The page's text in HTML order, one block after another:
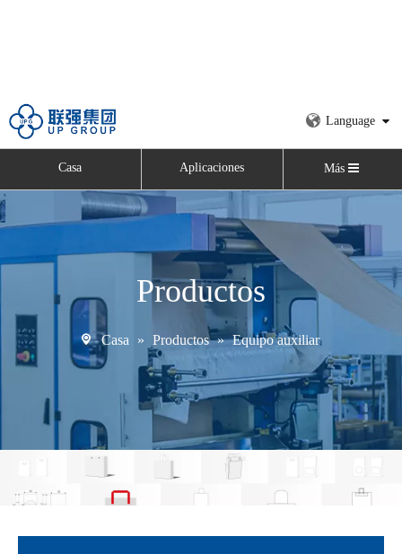
Language
Casa Aplicaciones Más
Productos
Casa » Productos » Equipo auxiliar